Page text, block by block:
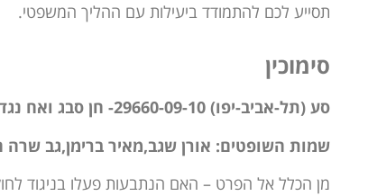
תסייע לכם להתמודד ביעילות עם ההליך המשפטי.
סימוכין
סע (תל-אביב-יפו) 29660-09-10- חן סבג ואח נגד עיריית בני ברק ואח
שמות השופטים: אורן שגב,מאיר ברימן,גב שרה
מן הכלל אל הפרט – האם הנתבעות פעלו בניגוד לחוק